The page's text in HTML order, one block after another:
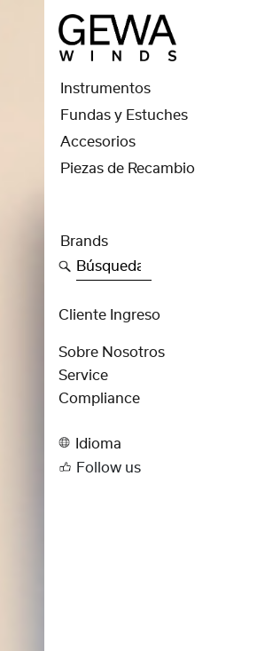
Instrumentos
Fundas y Estuches
Accesorios
Piezas de Recambio
Brands
Búsqueda
Cliente Ingreso
Sobre Nosotros
Service
Compliance
Idioma
Follow us